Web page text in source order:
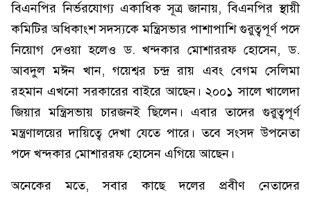
বিএনপির নির্ভরযোগ্য একাধিক সূত্র জানায়, বিএনপির স্থায়ী
কমিটির অধিকাংশ সদস্যকে মন্ত্রিসভার পাশাপাশি গুরুত্বপূর্ণ পদে
নিয়োগ দেওয়া হলেও ড. খন্দকার মোশাররফ হোসেন, ড.
আবদুল মঈন খান, গয়েশ্বর চন্দ্র রায় এবং বেগম সেলিমা
রহমান এখনো সরকারের বাইরে আছেন। ২০০১ সালে খালেদা
জিয়ার মন্ত্রিসভায় চারজনই ছিলেন। এবার তাদের গুরুত্বপূর্ণ
মন্ত্রণালয়ের দায়িত্বে দেখা যেতে পারে। তবে সংসদ উপনেতা
পদে খন্দকার মোশাররফ হোসেন এগিয়ে আছেন।
অনেকের মতে, সবার কাছে দলের প্রবীণ নেতাদের